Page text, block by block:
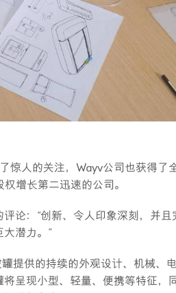
惊人的关注，Wayv公司也获得了
增长第二迅速的公司。
论：“创新、令人印象深刻，并
潜力。”
提供的持续的外观设计、机械、
呈现小型、轻量、便携等特征，